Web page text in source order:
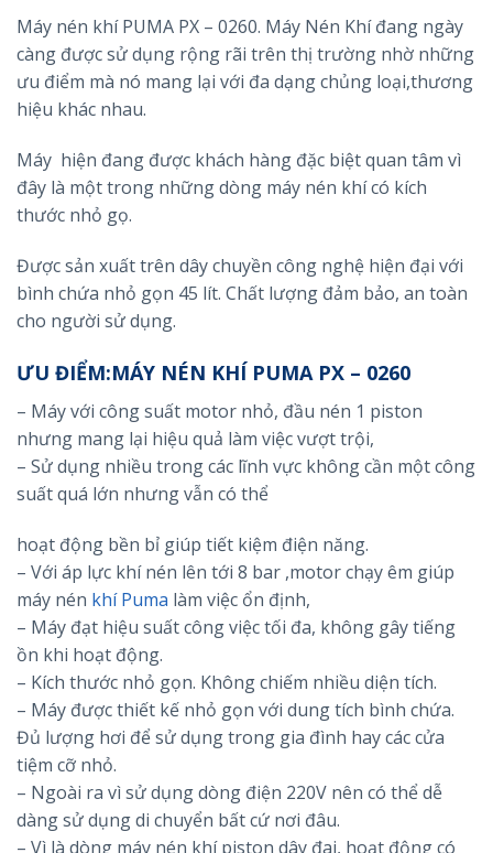
Máy nén khí PUMA PX – 0260. Máy Nén Khí đang ngày
càng được sử dụng rộng rãi trên thị trường nhờ những
ưu điểm mà nó mang lại với đa dạng chủng loại,thương
hiệu khác nhau.
Máy hiện đang được khách hàng đặc biệt quan tâm vì
đây là một trong những dòng máy nén khí có kích
thước nhỏ gọ.
Được sản xuất trên dây chuyền công nghệ hiện đại với
bình chứa nhỏ gọn 45 lít. Chất lượng đảm bảo, an toàn
cho người sử dụng.
ƯU ĐIỂM:MÁY NÉN KHÍ PUMA PX – 0260
– Máy với công suất motor nhỏ, đầu nén 1 piston
nhưng mang lại hiệu quả làm việc vượt trội,
– Sử dụng nhiều trong các lĩnh vực không cần một công
suất quá lớn nhưng vẫn có thể
hoạt động bền bỉ giúp tiết kiệm điện năng.
– Với áp lực khí nén lên tới 8 bar ,motor chạy êm giúp
máy nén khí Puma làm việc ổn định,
– Máy đạt hiệu suất công việc tối đa, không gây tiếng
ồn khi hoạt động.
– Kích thước nhỏ gọn. Không chiếm nhiều diện tích.
– Máy được thiết kế nhỏ gọn với dung tích bình chứa.
Đủ lượng hơi để sử dụng trong gia đình hay các cửa
tiệm cỡ nhỏ.
– Ngoài ra vì sử dụng dòng điện 220V nên có thể dễ
dàng sử dụng di chuyển bất cứ nơi đâu.
– Vì là dòng máy nén khí piston dây đai, hoạt động có